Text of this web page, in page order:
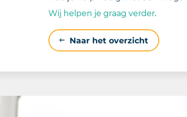
Wij helpen je graag verder.
Naar het overzicht